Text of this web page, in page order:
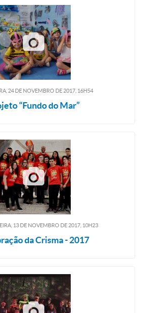
24DENOVEMBRODE2017, 16H54
“Fundo do Mar”
13DENOVEMBRODE2017, 10H23
da Crisma - 2017